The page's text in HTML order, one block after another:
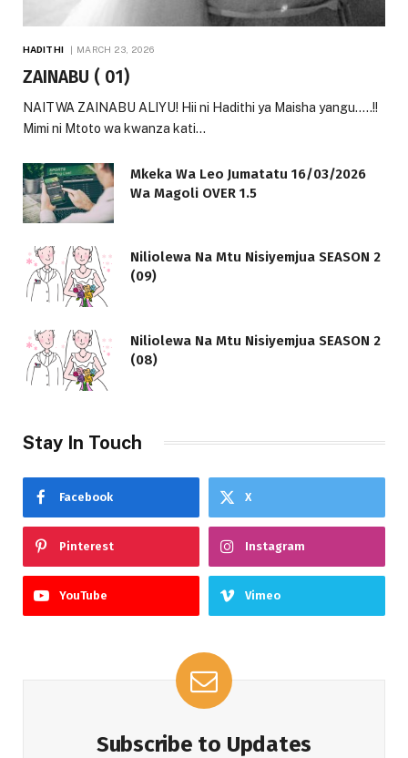
HADITHI MARCH 23, 2026
ZAINABU ( 01)
NAITWA ZAINABU ALIYU! Hii ni Hadithi ya Maisha yangu…..!!
Mimi ni Mtoto wa kwanza kati…
Mkeka Wa Leo Jumatatu 16/03/2026
Wa Magoli OVER 1.5
Niliolewa Na Mtu Nisiyemjua SEASON 2
(09)
Niliolewa Na Mtu Nisiyemjua SEASON 2
(08)
Stay In Touch
Facebook X
Pinterest Instagram
YouTube Vimeo
Subscribe to Updates